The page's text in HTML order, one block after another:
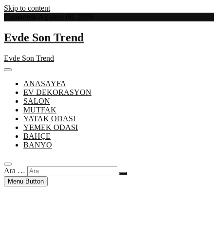
Skip to content
Evde Son Trend
Evde Son Trend
ANASAYFA
EV DEKORASYON
SALON
MUTFAK
YATAK ODASI
YEMEK ODASI
BAHÇE
BANYO
Ara …
Menu Button